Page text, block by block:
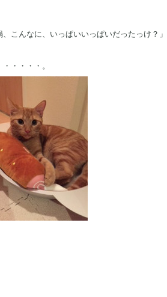
、こんなに、いっぱいいっぱいだったっけ？」
・・・・。
肉が入る余